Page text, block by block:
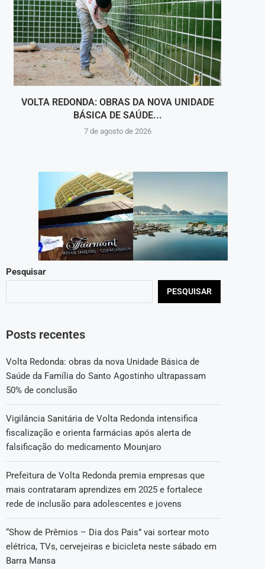
VOLTA REDONDA: OBRAS DA NOVA UNIDADE
BÁSICA DE SAÚDE...
7 de agosto de 2026
Pesquisar
PESQUISAR
Posts recentes
Volta Redonda: obras da nova Unidade Básica de
Saúde da Família do Santo Agostinho ultrapassam
50% de conclusão
Vigilância Sanitária de Volta Redonda intensifica
fiscalização e orienta farmácias após alerta de
falsificação do medicamento Mounjaro
Prefeitura de Volta Redonda premia empresas que
mais contrataram aprendizes em 2025 e fortalece
rede de inclusão para adolescentes e jovens
“Show de Prêmios – Dia dos Pais” vai sortear moto
elétrica, TVs, cervejeiras e bicicleta neste sábado em
Barra Mansa